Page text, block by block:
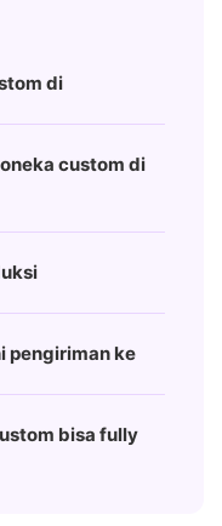
di
custom di
pengiriman ke
bisa fully